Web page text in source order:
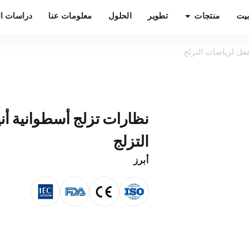
بيت منتجات تطوير الحلول معلومات عنا دراسات
لرياضات التزلج
نظارات تزلج أسطوانية
التزلج
أبرز